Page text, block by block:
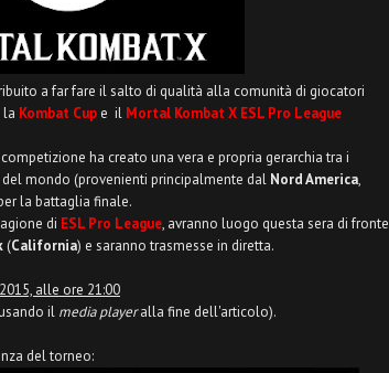
a far fare il salto di qualità alla comunità di giocatori
la Kombat Cup e il Mortal Kombat X ESL Pro League
ha creato una vera e propria gerarchia tra i
mondo (provenienti principalmente dal Nord America,
la battaglia finale.
di ESL Pro League, avranno luogo questa sera di fronte
(California) e saranno trasmesse in diretta.
alle ore 21:00
il media playeralla fine dell'articolo).
del torneo: